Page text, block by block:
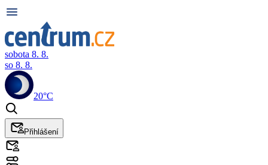
sobota 8. 8.
so 8. 8.
20°C
Přihlášení